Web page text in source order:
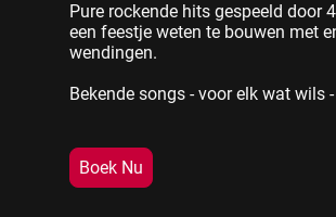
Pure rockende hits gespeeld door
een feestje weten te bouwen met
wendingen.
Bekende songs - voor elk wat
Boek Nu